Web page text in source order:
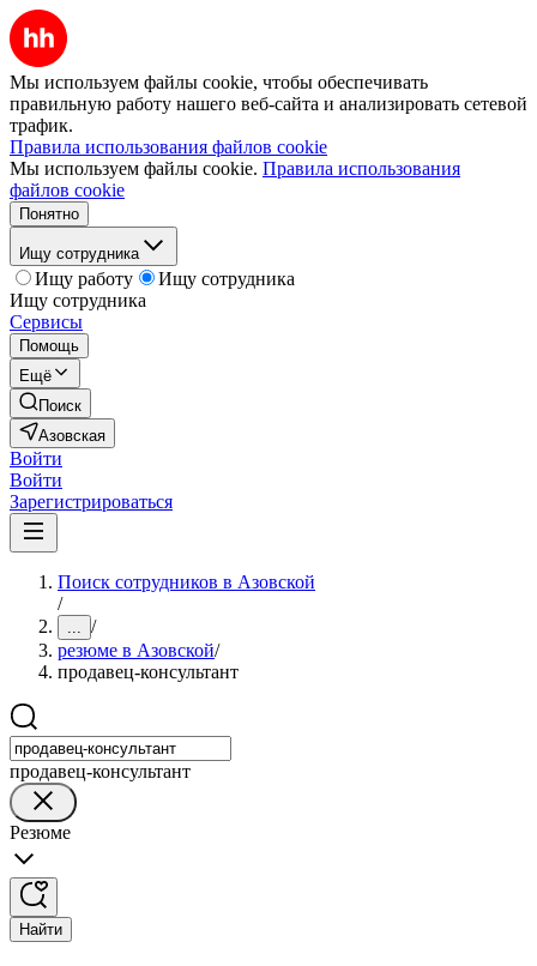
Мы используем файлы cookie, чтобы обеспечивать
правильную работу нашего веб-сайта и анализировать сетевой
трафик.
Правила использования файлов cookie
Мы используем файлы cookie. Правила использования
файлов cookie
Понятно
Ищу сотрудника
Ищу работу
Ищу сотрудника
Ищу сотрудника
Сервисы
Помощь
Ещё
Поиск
Азовская
Войти
Войти
Зарегистрироваться
Поиск сотрудников в Азовской
/
... /
резюме в Азовской/
продавец-консультант
продавец-консультант
Резюме
Найти